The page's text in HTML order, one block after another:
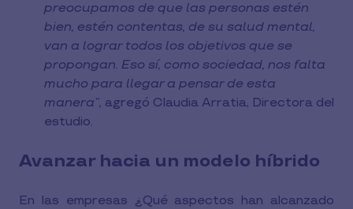
preocupamos de que las personas estén
bien, estén contentas, de su salud mental,
van a lograr todos los objetivos que se
propongan. Eso sí, como sociedad, nos falta
mucho para llegar a pensar de esta
manera”, agregó Claudia Arratia, Directora del
estudio.
Avanzar hacia un modelo híbrido
En las empresas ¿Qué aspectos han alcanzado